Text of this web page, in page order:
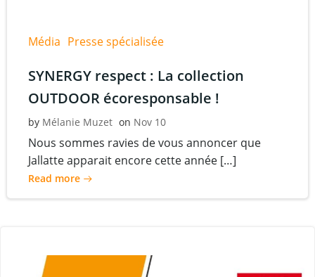
Média Presse spécialisée
SYNERGY respect : La collection
OUTDOOR écoresponsable !
by Mélanie Muzet on Nov 10
Nous sommes ravies de vous annoncer que
Jallatte apparait encore cette année […]
Read more